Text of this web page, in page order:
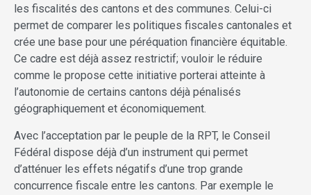
les fiscalités des cantons et des communes. Celui-ci
permet de comparer les politiques fiscales cantonales et
crée une base pour une péréquation financière équitable.
Ce cadre est déjà assez restrictif; vouloir le réduire
comme le propose cette initiative porterai atteinte à
l’autonomie de certains cantons déjà pénalisés
géographiquement et économiquement.
Avec l’acceptation par le peuple de la RPT, le Conseil
Fédéral dispose déjà d’un instrument qui permet
d’atténuer les effets négatifs d’une trop grande
concurrence fiscale entre les cantons. Par exemple le